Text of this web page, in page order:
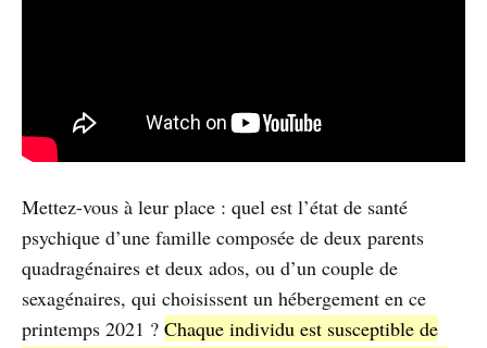
Mettez-vous à leur place : quel est l’état de santé
psychique d’une famille composée de deux parents
quadragénaires et deux ados, ou d’un couple de
sexagénaires, qui choisissent un hébergement en ce
printemps 2021 ? Chaque individu est susceptible de